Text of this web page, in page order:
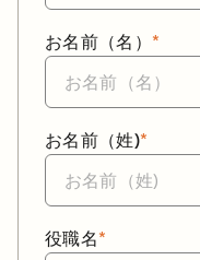
*
お名前（名）
*
お名前（姓)
*
役職名